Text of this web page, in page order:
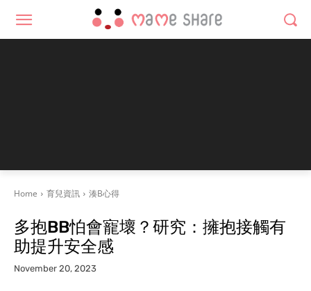
Home 育兒資訊 湊B心得
多抱BB怕會寵壞？研究：擁抱接觸有
助提升安全感
November 20, 2023